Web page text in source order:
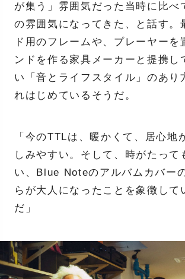
が集う」雰囲気だった当時に比べ
の雰囲気になってきた、と話す。
ド用のフレームや、プレーヤーを
ンドを作る家具メーカーと提携し
い「音とライフスタイル」のあり
れはじめているそうだ。
「今のTTLは、暖かくて、居心地
しみやすい。そして、時がたって
い、Blue Noteのアルバムカバー
らが大人になったことを象徴して
だ」